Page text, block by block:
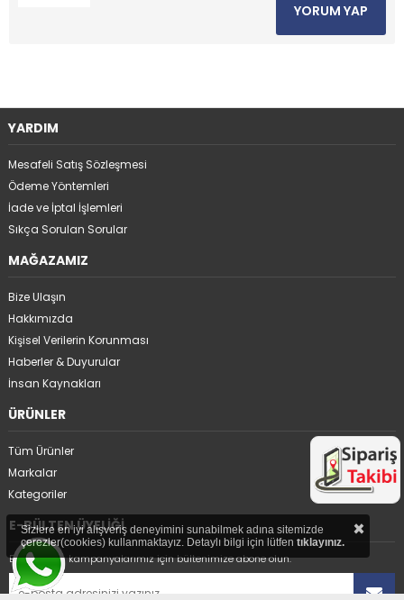
YORUM YAP
YARDIM
Mesafeli Satış Sözleşmesi
Ödeme Yöntemleri
İade ve İptal İşlemleri
Sıkça Sorulan Sorular
MAĞAZAMIZ
Bize Ulaşın
Hakkımızda
Kişisel Verilerin Korunması
Haberler & Duyurular
İnsan Kaynakları
ÜRÜNLER
Tüm Ürünler
Markalar
Kategoriler
E-BÜLTEN ÜYELİĞİ
En avantajlı kampanyalarımız için bültenimize abone olun.
Sizlere en iyi alışveriş deneyimini sunabilmek adına sitemizde
çerezler(cookies) kullanmaktayız. Detaylı bilgi için lütfen tıklayınız. ×